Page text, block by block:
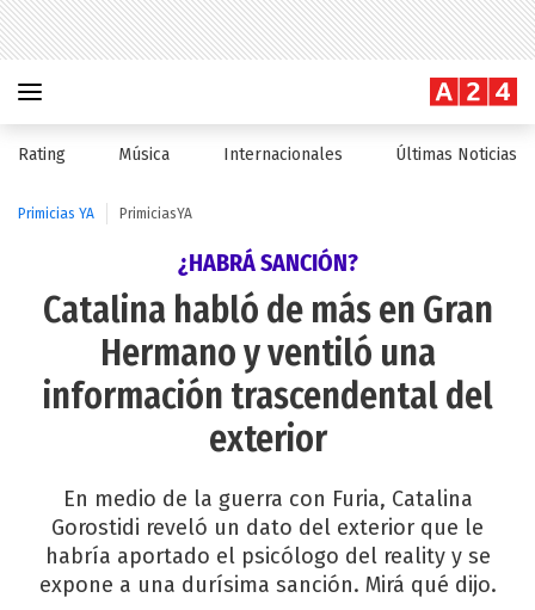
Rating Música Internacionales Últimas Noticias
Primicias YA PrimiciasYA
¿HABRÁ SANCIÓN?
Catalina habló de más en Gran
Hermano y ventiló una
información trascendental del
exterior
En medio de la guerra con Furia, Catalina
Gorostidi reveló un dato del exterior que le
habría aportado el psicólogo del reality y se
expone a una durísima sanción. Mirá qué dijo.